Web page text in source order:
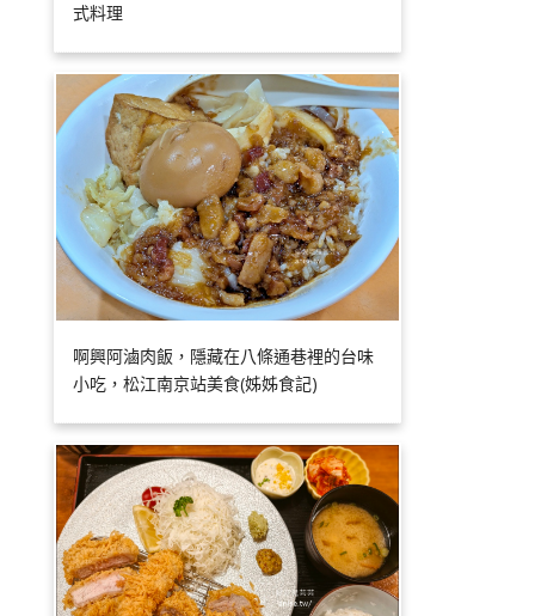
式料理
啊興阿滷肉飯，隱藏在八條通巷裡的台味
小吃，松江南京站美食(姊姊食記)